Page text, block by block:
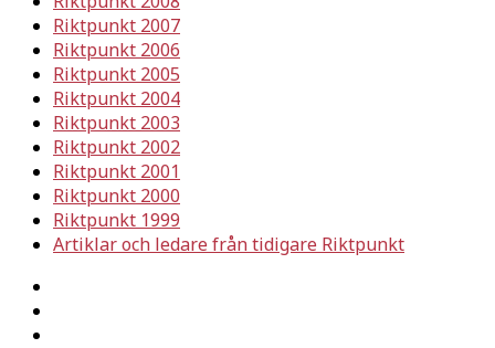
Riktpunkt 2007
Riktpunkt 2006
Riktpunkt 2005
Riktpunkt 2004
Riktpunkt 2003
Riktpunkt 2002
Riktpunkt 2001
Riktpunkt 2000
Riktpunkt 1999
Artiklar och ledare från tidigare Riktpunkt